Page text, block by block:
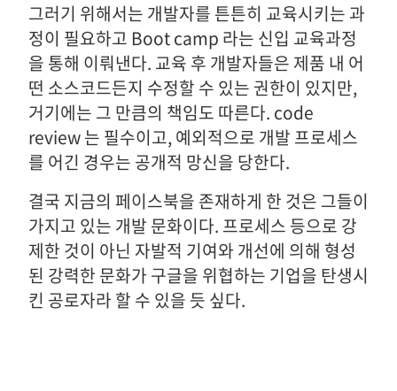
그러기 위해서는 개발자를 튼튼히 교육시키는 과
정이 필요하고 Boot camp 라는 신입 교육과정
을 통해 이뤄낸다. 교육 후 개발자들은 제품 내 어
떤 소스코드든지 수정할 수 있는 권한이 있지만,
거기에는 그 만큼의 책임도 따른다. code
review 는 필수이고, 예외적으로 개발 프로세스
를 어긴 경우는 공개적 망신을 당한다.
결국 지금의 페이스북을 존재하게 한 것은 그들이
가지고 있는 개발 문화이다. 프로세스 등으로 강
제한 것이 아닌 자발적 기여와 개선에 의해 형성
된 강력한 문화가 구글을 위협하는 기업을 탄생시
킨 공로자라 할 수 있을 듯 싶다.